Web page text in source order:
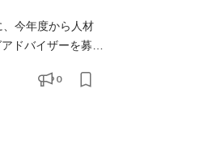
今年度から人材
ドバイザーを募集
の改修、タイム
0